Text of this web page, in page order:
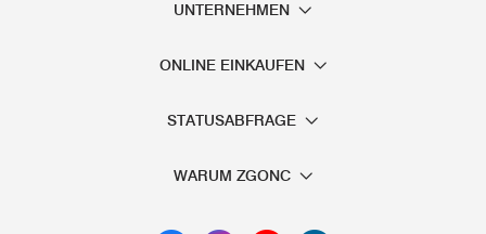
UNTERNEHMEN
ONLINE EINKAUFEN
STATUSABFRAGE
WARUM ZGONC